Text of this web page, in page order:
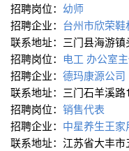
招聘岗位： 幼师
招聘企业： 台州市欣荣鞋
联系地址：三门县海游镇
招聘岗位： 电工 办公室
招聘企业： 德玛康源公司
联系地址：三门石羊溪路
招聘岗位： 销售代表
招聘企业： 中星养生王
联系地址：江苏省大丰